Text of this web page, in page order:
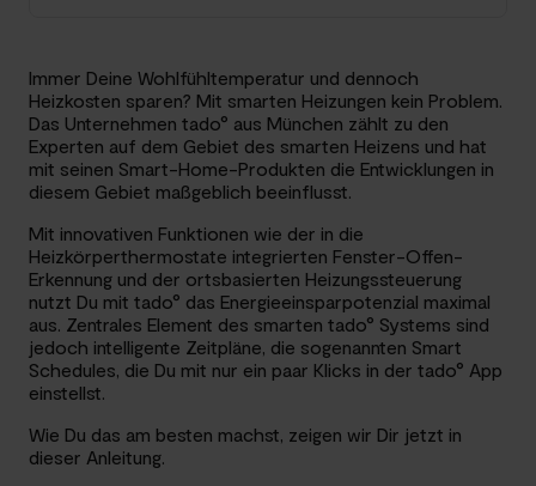
Immer Deine Wohlfühltemperatur und dennoch
Heizkosten sparen? Mit smarten Heizungen kein Problem.
Das Unternehmen tado° aus München zählt zu den
Experten auf dem Gebiet des smarten Heizens und hat
mit seinen Smart-Home-Produkten die Entwicklungen in
diesem Gebiet maßgeblich beeinflusst.
Mit innovativen Funktionen wie der in die
Heizkörperthermostate integrierten Fenster-Offen-
Erkennung und der ortsbasierten Heizungssteuerung
nutzt Du mit tado° das Energieeinsparpotenzial maximal
aus. Zentrales Element des smarten tado° Systems sind
jedoch intelligente Zeitpläne, die sogenannten Smart
Schedules, die Du mit nur ein paar Klicks in der tado° App
einstellst.
Wie Du das am besten machst, zeigen wir Dir jetzt in
dieser Anleitung.